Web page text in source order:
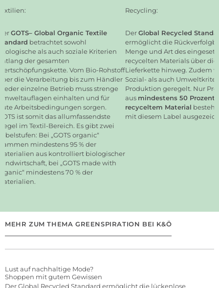
GOTS– Global Organic Textile
betrachtet sowohl
als auch soziale Kriterien
der gesamten
Vom Bio-Rohstoff
die Verarbeitung bis zum Händler
jeder einzelne Betrieb muss strenge
einhalten und für
Arbeitsbedingungen sorgen.
ist somit das allumfassendste
im Textil-Bereich. Es gibt zwei
Bei „GOTS organic“
mindestens 95 % der
aus kontrolliert biologischer
bei „GOTS made with
mindestens 70 % der
Recycling:
DerGlobal Recycled
ermöglicht die
Menge und Art des
recycelten Materials über
Lieferkette hinweg. Zudem
Sozial- als auch
Produktion geregelt. Nur
aus mindestens 50 Prozent
recyceltem Material
mit diesem Label
MEHR ZUM THEMA GREENSPIRATION BEI K&Ö
Lust auf nachhaltige Mode?
Shoppen mit gutem Gewissen
Der Global Recycled Standard ermöglicht die lückenlose